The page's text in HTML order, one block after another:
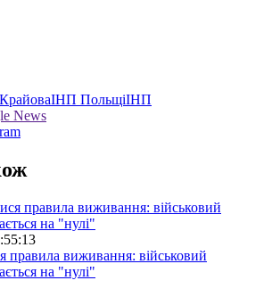
ІНП ПольщіІНП
News
правила виживання: військовий
на "нулі"